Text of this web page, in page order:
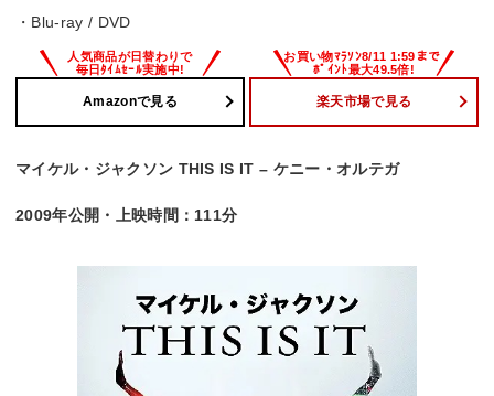
・Blu-ray / DVD
Amazonで見る 楽天市場で見る
マイケル・ジャクソン THIS IS IT – ケニー・オルテガ
2009年公開・上映時間：111分